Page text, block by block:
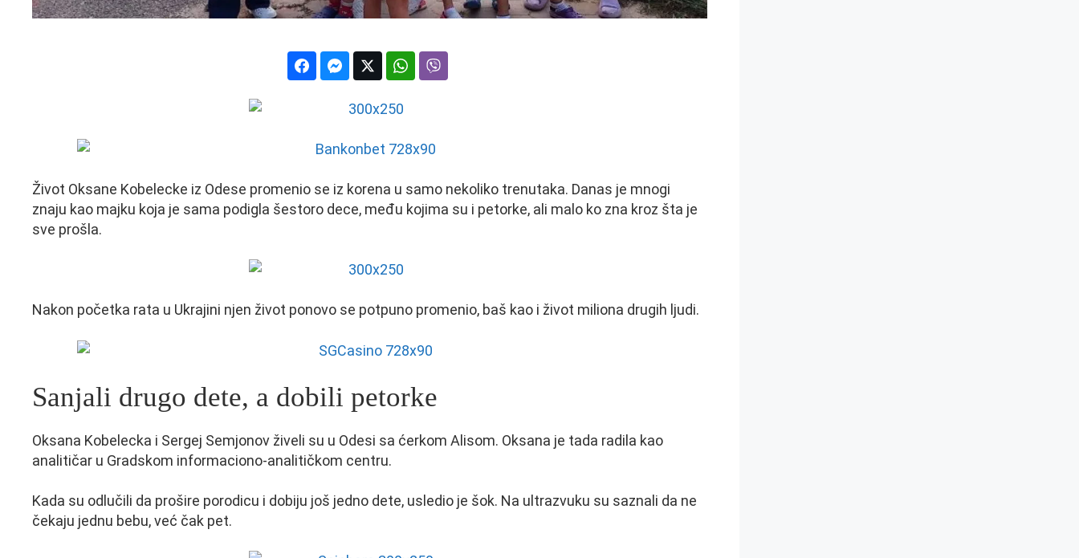
Život Oksane Kobelecke iz Odese promenio se iz korena u samo nekoliko trenutaka. Danas je mnogi
znaju kao majku koja je sama podigla šestoro dece, među kojima su i petorke, ali malo ko zna kroz šta je
sve prošla.
Nakon početka rata u Ukrajini njen život ponovo se potpuno promenio, baš kao i život miliona drugih ljudi.
Sanjali drugo dete, a dobili petorke
Oksana Kobelecka i Sergej Semjonov živeli su u Odesi sa ćerkom Alisom. Oksana je tada radila kao
analitičar u Gradskom informaciono-analitičkom centru.
Kada su odlučili da prošire porodicu i dobiju još jedno dete, usledio je šok. Na ultrazvuku su saznali da ne
čekaju jednu bebu, već čak pet.